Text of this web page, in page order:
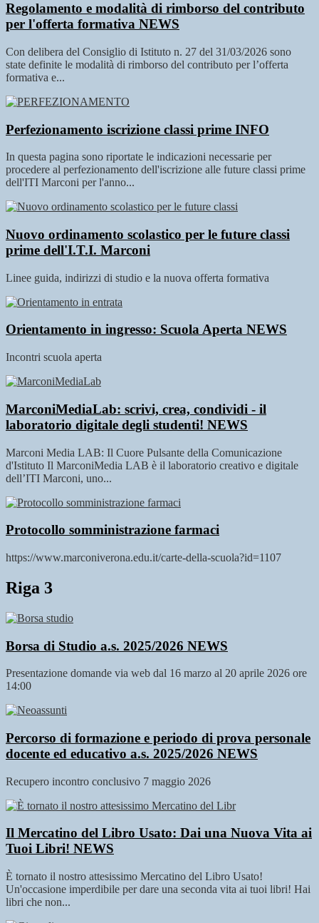
Regolamento e modalità di rimborso del contributo
per l'offerta formativa NEWS
Con delibera del Consiglio di Istituto n. 27 del 31/03/2026 sono
state definite le modalità di rimborso del contributo per l’offerta
formativa e...
Perfezionamento iscrizione classi prime INFO
In questa pagina sono riportate le indicazioni necessarie per
procedere al perfezionamento dell'iscrizione alle future classi prime
dell'ITI Marconi per l'anno...
Nuovo ordinamento scolastico per le future classi
prime dell'I.T.I. Marconi
Linee guida, indirizzi di studio e la nuova offerta formativa
Orientamento in ingresso: Scuola Aperta NEWS
Incontri scuola aperta
MarconiMediaLab: scrivi, crea, condividi - il
laboratorio digitale degli studenti! NEWS
Marconi Media LAB: Il Cuore Pulsante della Comunicazione
d'Istituto Il MarconiMedia LAB è il laboratorio creativo e digitale
dell’ITI Marconi, uno...
Protocollo somministrazione farmaci
https://www.marconiverona.edu.it/carte-della-scuola?id=1107
Riga 3
Borsa di Studio a.s. 2025/2026 NEWS
Presentazione domande via web dal 16 marzo al 20 aprile 2026 ore
14:00
Percorso di formazione e periodo di prova personale
docente ed educativo a.s. 2025/2026 NEWS
Recupero incontro conclusivo 7 maggio 2026
Il Mercatino del Libro Usato: Dai una Nuova Vita ai
Tuoi Libri! NEWS
È tornato il nostro attesissimo Mercatino del Libro Usato!
Un'occasione imperdibile per dare una seconda vita ai tuoi libri! Hai
libri che non...